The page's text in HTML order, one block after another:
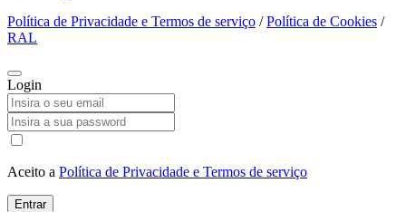
Política de Privacidade e Termos de serviço /Política de Cookies /
RAL
Login
Aceito a Política de Privacidade e Termos de serviço
Entrar